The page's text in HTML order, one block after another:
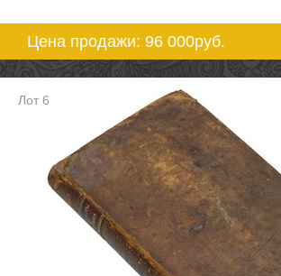
Цена продажи: 96 000руб.
Лот 6